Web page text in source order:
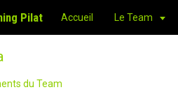
Pilat Accueil Le Team
du Team